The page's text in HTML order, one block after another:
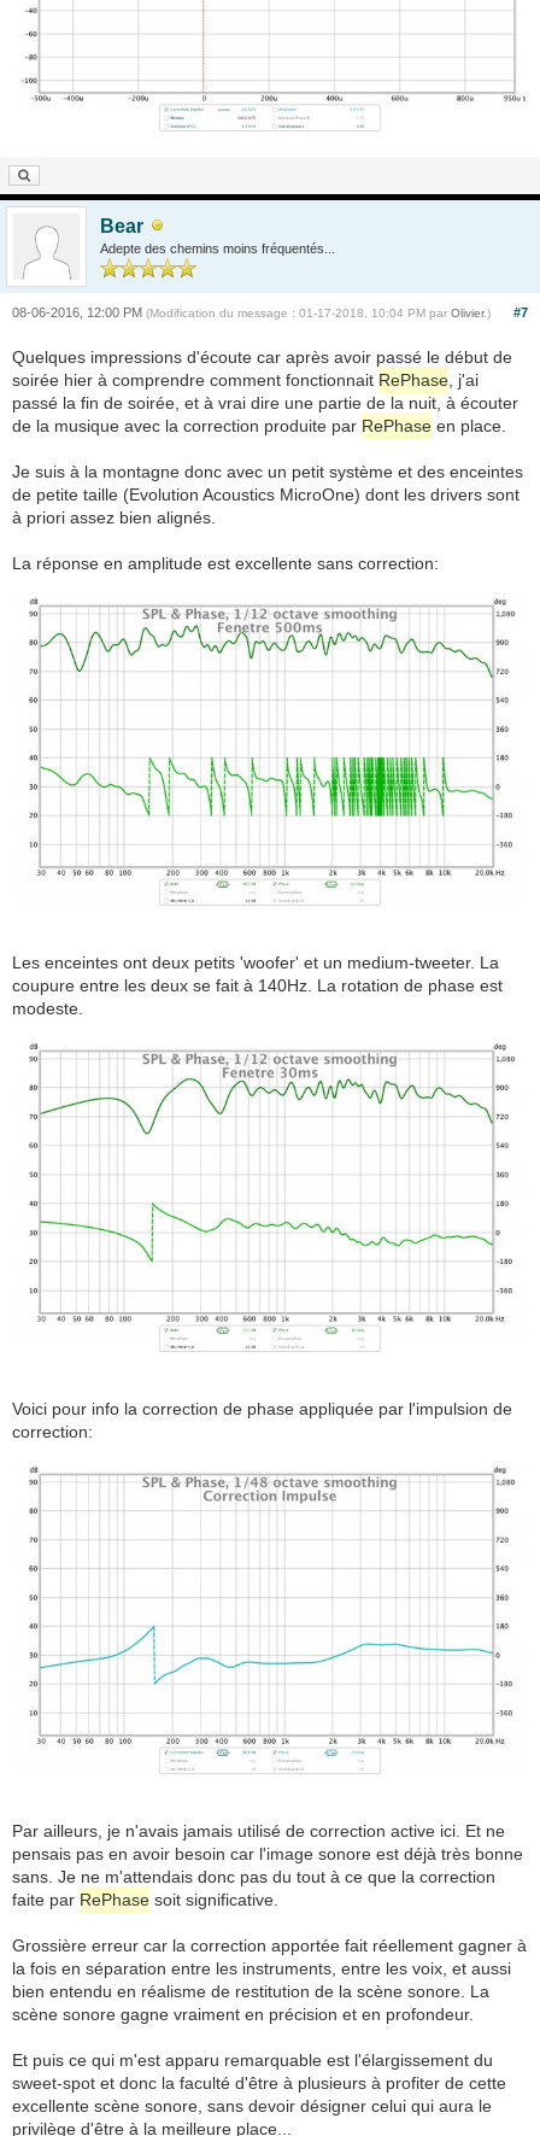
Bear
Adepte des chemins moins fréquentés...
#7
08-06-2016, 12:00 PM (Modification du message : 01-17-2018, 10:04 PM par Olivier.)
Quelques impressions d'écoute car après avoir passé le début de
soirée hier à comprendre comment fonctionnait RePhase , j'ai
passé la fin de soirée, et à vrai dire une partie de la nuit, à écouter
de la musique avec la correction produite par RePhase en place.
Je suis à la montagne donc avec un petit système et des enceintes
de petite taille (Evolution Acoustics MicroOne) dont les drivers sont
à priori assez bien alignés.
La réponse en amplitude est excellente sans correction:
Les enceintes ont deux petits 'woofer' et un medium-tweeter. La
coupure entre les deux se fait à 140Hz. La rotation de phase est
modeste.
Voici pour info la correction de phase appliquée par l'impulsion de
correction:
Par ailleurs, je n'avais jamais utilisé de correction active ici. Et ne
pensais pas en avoir besoin car l'image sonore est déjà très bonne
sans. Je ne m'attendais donc pas du tout à ce que la correction
faite par RePhase soit significative.
Grossière erreur car la correction apportée fait réellement gagner à
la fois en séparation entre les instruments, entre les voix, et aussi
bien entendu en réalisme de restitution de la scène sonore. La
scène sonore gagne vraiment en précision et en profondeur.
Et puis ce qui m'est apparu remarquable est l'élargissement du
sweet-spot et donc la faculté d'être à plusieurs à profiter de cette
excellente scène sonore, sans devoir désigner celui qui aura le
privilège d'être à la meilleure place...